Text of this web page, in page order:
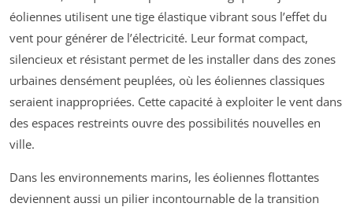
éoliennes utilisent une tige élastique vibrant sous l’effet du
vent pour générer de l’électricité. Leur format compact,
silencieux et résistant permet de les installer dans des zones
urbaines densément peuplées, où les éoliennes classiques
seraient inappropriées. Cette capacité à exploiter le vent dans
des espaces restreints ouvre des possibilités nouvelles en
ville.
Dans les environnements marins, les éoliennes flottantes
deviennent aussi un pilier incontournable de la transition